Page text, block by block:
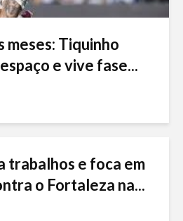
meses: Tiquinho
e vive fase...
trabalhos e foca em
o Fortaleza na...